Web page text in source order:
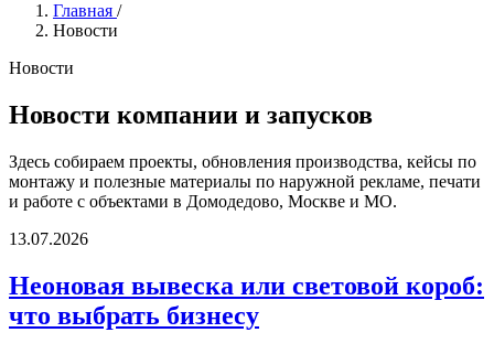
Главная /
Новости
Новости
Новости компании и запусков
Здесь собираем проекты, обновления производства, кейсы по
монтажу и полезные материалы по наружной рекламе, печати
и работе с объектами в Домодедово, Москве и МО.
Неоновая
или
световой
короб:
13.07.2026
Неоновая вывеска или световой короб:
что выбрать бизнесу